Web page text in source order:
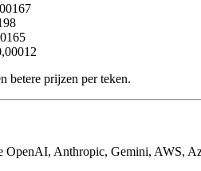
betere prijzen per teken.
OpenAI, Anthropic, Gemini, AWS,